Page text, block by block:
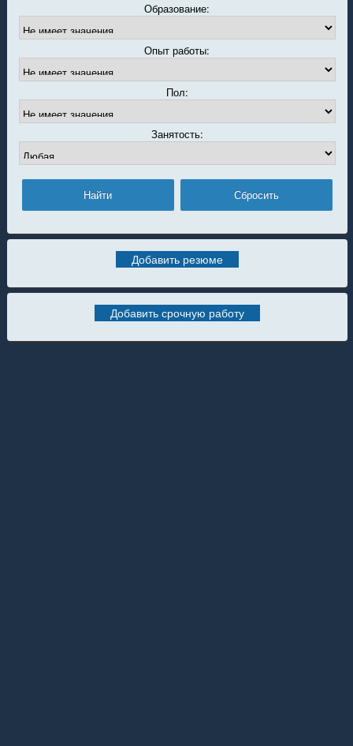
Образование:
Опыт работы:
Пол:
Занятость:
Добавить резюме
Добавить срочную работу